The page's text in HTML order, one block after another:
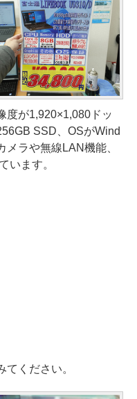
が1,920×1,080ドッ
SSD、OSがWind
ラや無線LAN機能、
います。
ください。